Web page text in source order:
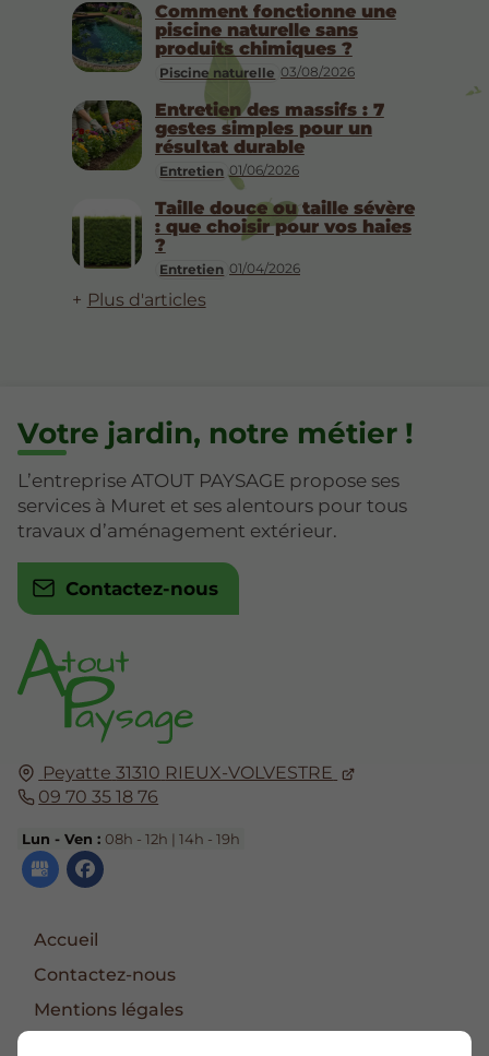
Piscine naturelle 03/08/2026
Comment fonctionne une
piscine naturelle sans
produits chimiques ?
Entretien 01/06/2026
Entretien des massifs : 7
gestes simples pour un
résultat durable
Entretien 01/04/2026
Taille douce ou taille sévère
: que choisir pour vos haies
?
Plus d'articles
Peyatte 31310 RIEUX-VOLVESTRE
09 70 35 18 76
Lun - Ven : 08h - 12h | 14h - 19h
Accueil
Contactez-nous
Mentions légales
Votre jardin, notre métier !
L’entreprise ATOUT PAYSAGE propose ses
services à Muret et ses alentours pour tous
travaux d’aménagement extérieur.
Contactez-nous